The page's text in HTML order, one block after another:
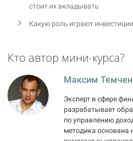
стоит их вкладывать
Какую роль играют
Кто автор мини-курса?
Максим
Эксперт в сфере
разрабатывает
по управлению
методика основана